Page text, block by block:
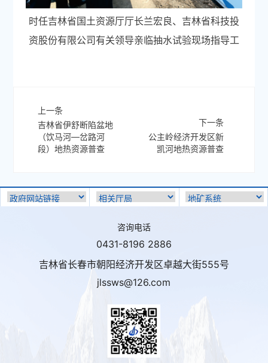
时任吉林省国土资源厅厅长兰宏良、吉林省科技投
资股份有限公司有关领导亲临抽水试验现场指导工
上一条
吉林省伊舒断陷盆地
（饮马河—岔路河
段）地热资源普查
下一条
公主岭经济开发区新
凯河地热资源普查
咨询电话
0431-8196 2886
吉林省长春市朝阳经济开发区卓越大街555号
jlssws@126.com